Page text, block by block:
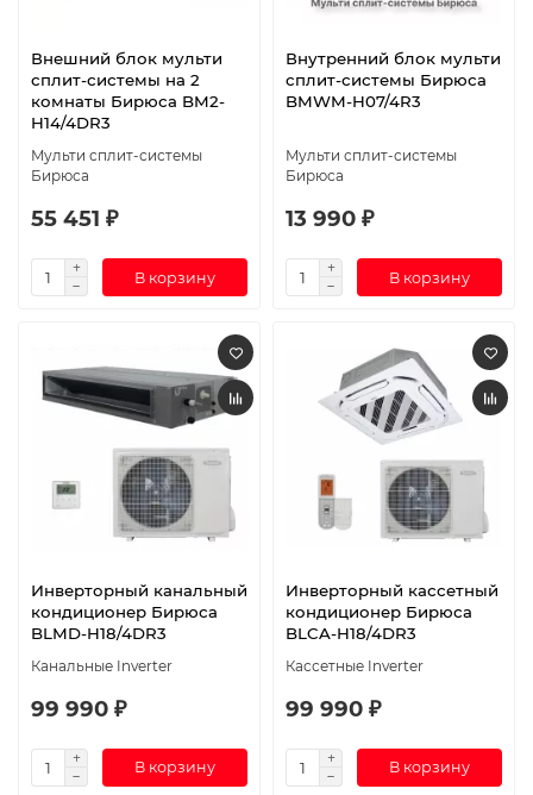
Внешний блок мульти
сплит-системы на 2
комнаты Бирюса BM2-
H14/4DR3
Мульти сплит-системы
Бирюса
55 451 ₽
В корзину
Внутренний блок мульти
сплит-системы Бирюса
BMWM-H07/4R3
Мульти сплит-системы
Бирюса
13 990 ₽
В корзину
Инверторный канальный
кондиционер Бирюса
BLMD-H18/4DR3
Канальные Inverter
99 990 ₽
В корзину
Инверторный кассетный
кондиционер Бирюса
BLCA-H18/4DR3
Кассетные Inverter
99 990 ₽
В корзину